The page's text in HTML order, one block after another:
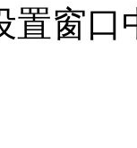
置窗